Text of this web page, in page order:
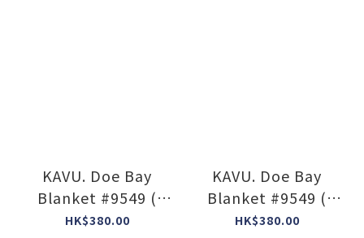
KAVU. Doe Bay
Blanket #9549 (
2712 Mushroom
HK$380.00
KAVU. Doe Bay
Blanket #9549 (
2666 Chalet Holiday
HK$380.00